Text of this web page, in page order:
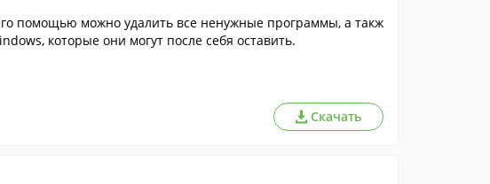
помощью можно удалить все ненужные программы, а такж
которые они могут после себя оставить.
Скачать